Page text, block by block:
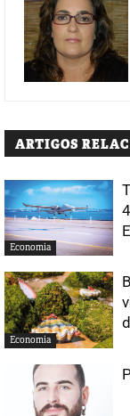
ARTIGOS
Economia
Economia